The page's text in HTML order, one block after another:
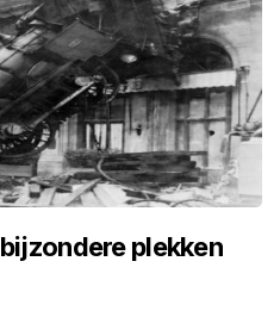
plekken